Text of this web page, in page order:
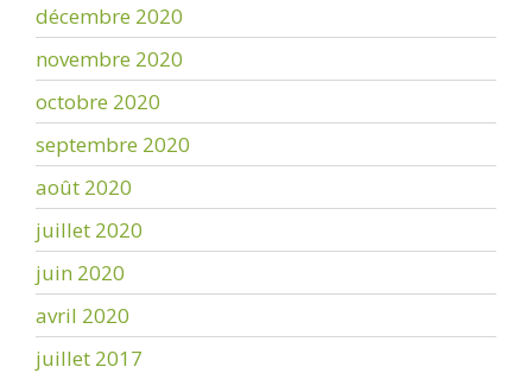
décembre 2020
novembre 2020
octobre 2020
septembre 2020
août 2020
juillet 2020
juin 2020
avril 2020
juillet 2017